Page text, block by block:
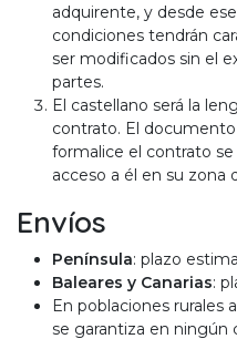
adquirente, y desde
condiciones tendrán
ser modificados sin el
partes.
El castellano será la
contrato. El
formalice el contrato se
acceso a él en su zona
Envíos
Península: plazo
Baleares y Canarias:
En poblaciones rurales
se garantiza en ningún